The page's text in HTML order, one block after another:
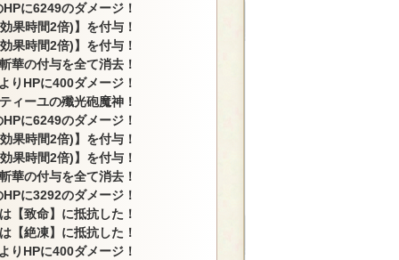
に6249のダメージ！
果時間2倍)】を付与！
果時間2倍)】を付与！
の付与を全て消去！
りHPに400ダメージ！
ィーユの殲光砲魔神！
に6249のダメージ！
果時間2倍)】を付与！
果時間2倍)】を付与！
の付与を全て消去！
に3292のダメージ！
【致命】に抵抗した！
【絶凍】に抵抗した！
りHPに400ダメージ！